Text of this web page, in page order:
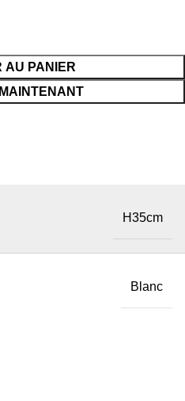
AU PANIER
H35cm
Blanc